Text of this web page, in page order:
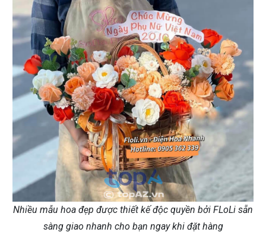
Nhiều mẫu hoa đẹp được thiết kế độc quyền bởi FLoLi sẵn
sàng giao nhanh cho bạn ngay khi đặt hàng